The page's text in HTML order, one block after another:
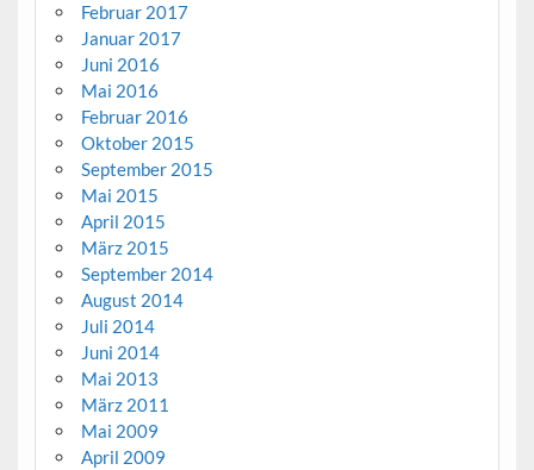
Februar 2017
Januar 2017
Juni 2016
Mai 2016
Februar 2016
Oktober 2015
September 2015
Mai 2015
April 2015
März 2015
September 2014
August 2014
Juli 2014
Juni 2014
Mai 2013
März 2011
Mai 2009
April 2009